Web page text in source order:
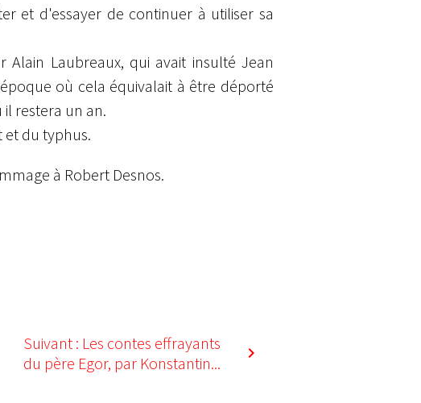
et d'essayer de continuer à utiliser sa
Laubreaux, qui avait insulté Jean
où cela équivalait à être déporté
restera un an.
et du typhus.
à Robert Desnos.
Suivant : Les contes effrayants
du père Egor, par Konstantin...